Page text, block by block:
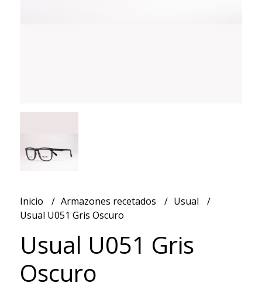
Inicio Armazones recetados
Usual
Usual U051 Gris Oscuro
Usual U051 Gris
Oscuro